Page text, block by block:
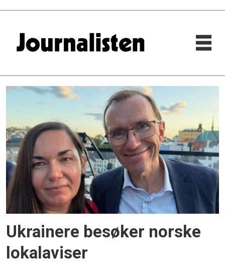
arendalsuka
Ukrainere besøker norske
lokalaviser